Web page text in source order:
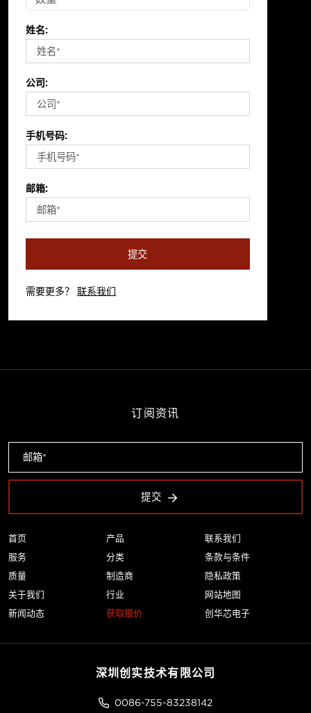
姓名:
公司:
手机号码:
邮箱:
提交
需要更多？ 联系我们
首页
服务
质量
关于我们
新闻动态
产品
分类
制造商
行业
获取报价
联系我们
条款与条件
隐私政策
网站地图
创华芯电子
订阅资讯
提交
深圳创实技术有限公司
0086-755-83238142